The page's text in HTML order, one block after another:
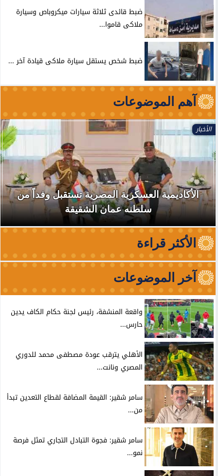
ضبط قائدى ثلاثة سيارات ميكروباص وسيارة
ملاكى قاموا...
ضبط شخص يستقل سيارة ملاكى قيادة آخر ...
آهم الموضوعات
الأخبار
الأكاديمية العسكرية المصرية تستقبل وفداً من
سلطنه عمان الشقيقة
الأكثر قراءة
آخر الموضوعات
واقعة المنشفة، رئيس لجنة حكام الكاف يدين
حارس...
الأهلي يترقب عودة مصطفى محمد للدوري
المصري ونانت...
سامر شقير: القيمة المضافة لقطاع التعدين تبدأ
من...
سامر شقير: فجوة التبادل التجاري تمثل فرصة
نمو...